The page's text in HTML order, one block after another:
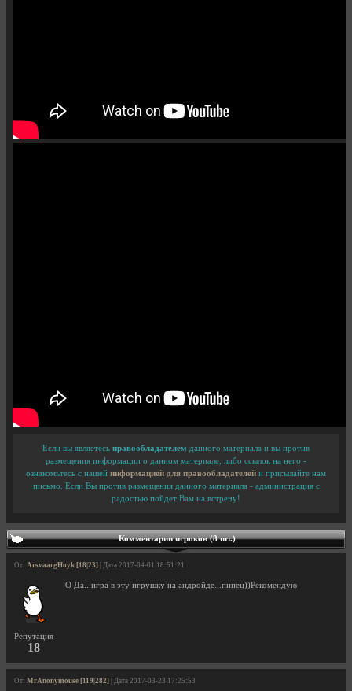
Если вы являетесь правообладателем данного материала и вы против
размещения информации о данном материале, либо ссылок на него -
ознакомьтесь с нашей информацией для правообладателей и присылайте нам
письмо. Если Вы против размещения данного материала - администрация с
радостью пойдет Вам на встречу!
Комментарии игроков (8 шт.)
От: ArsvaargHoyk [18|23] | Дата 2017-04-01 18:51:21
Репутация
18
О Да...игра в эту игрушку на андройде...пипец))Рекомендую
От: MrAnonymouse [119|282] | Дата 2017-03-23 17:25:53